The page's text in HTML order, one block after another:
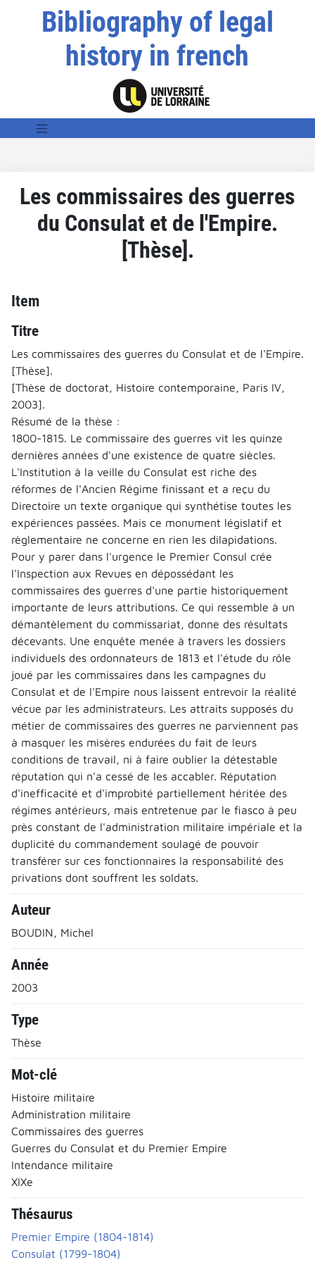
Bibliography of legal
history in french
Les commissaires des guerres
du Consulat et de l'Empire.
[Thèse].
Item
Titre
Les commissaires des guerres du Consulat et de l'Empire.
[Thèse].
[Thèse de doctorat, Histoire contemporaine, Paris IV,
2003].
Résumé de la thèse :
1800-1815. Le commissaire des guerres vit les quinze
dernières années d'une existence de quatre siècles.
L'Institution à la veille du Consulat est riche des
réformes de l'Ancien Régime finissant et a reçu du
Directoire un texte organique qui synthétise toutes les
expériences passées. Mais ce monument législatif et
règlementaire ne concerne en rien les dilapidations.
Pour y parer dans l'urgence le Premier Consul crée
l'Inspection aux Revues en dépossédant les
commissaires des guerres d'une partie historiquement
importante de leurs attributions. Ce qui ressemble à un
démantèlement du commissariat, donne des résultats
décevants. Une enquête menée à travers les dossiers
individuels des ordonnateurs de 1813 et l'étude du rôle
joué par les commissaires dans les campagnes du
Consulat et de l'Empire nous laissent entrevoir la réalité
vécue par les administrateurs. Les attraits supposés du
métier de commissaires des guerres ne parviennent pas
à masquer les misères endurées du fait de leurs
conditions de travail, ni à faire oublier la détestable
réputation qui n'a cessé de les accabler. Réputation
d'inefficacité et d'improbité partiellement héritée des
régimes antérieurs, mais entretenue par le fiasco à peu
près constant de l'administration militaire impériale et la
duplicité du commandement soulagé de pouvoir
transférer sur ces fonctionnaires la responsabilité des
privations dont souffrent les soldats.
Auteur
BOUDIN, Michel
Année
2003
Type
Thèse
Mot-clé
Histoire militaire
Administration militaire
Commissaires des guerres
Guerres du Consulat et du Premier Empire
Intendance militaire
XIXe
Thésaurus
Premier Empire (1804-1814)
Consulat (1799-1804)